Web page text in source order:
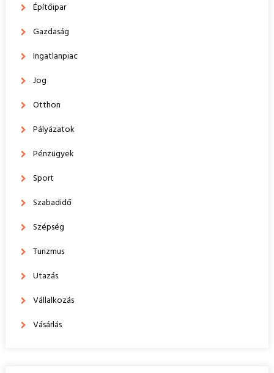
Építőipar
Gazdaság
Ingatlanpiac
Jog
Otthon
Pályázatok
Pénzügyek
Sport
Szabadidő
Szépség
Turizmus
Utazás
Vállalkozás
Vásárlás